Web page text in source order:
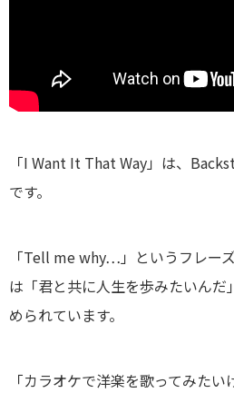
「I Want It That Way」は、
です。
「Tell me why…」というフレー
は「君と共に人生を歩みたいん
められています。
「カラオケで洋楽を歌ってみた